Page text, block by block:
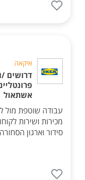
איקאה
דרושים /
אשתאול
עבודה שוטפת מול
מכירות ושירות
סידור וארגון